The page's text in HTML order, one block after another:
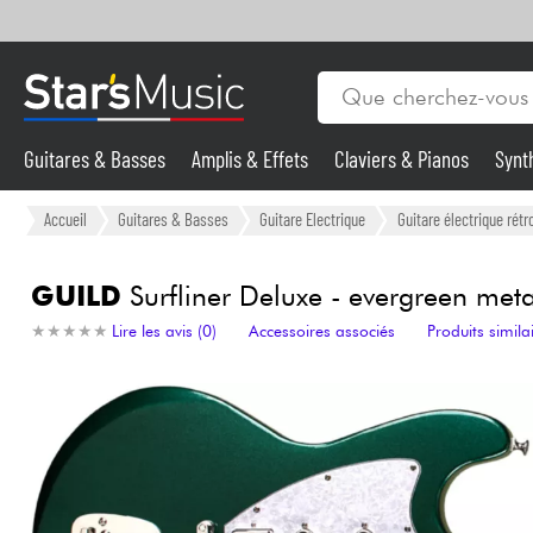
Guitares & Basses
Synthés & Sampleurs
Micros & HF
Eclairage
Guitares & Basses Amplis & Effets Claviers & Pianos
Accueil Guitares & Basses Guitare Electrique Guitare électrique
GUILD Surfliner Deluxe - evergreen
★ ★ ★ ★ ★
★ ★ ★ ★ ★ Lire les avis (0) Accessoires associés Produits